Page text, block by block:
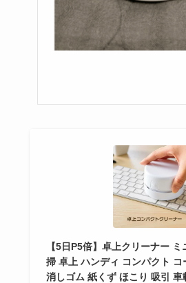
【5日P5倍】卓上クリーナー
掃 卓上 ハンディ コンパクト コ
消しゴム 紙くず ほこり 吸引 車